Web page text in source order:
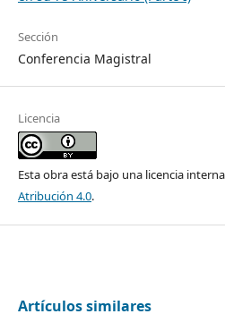
Sección
Conferencia Magistral
Licencia
Esta obra está bajo una licencia
Atribución 4.0.
Artículos similares